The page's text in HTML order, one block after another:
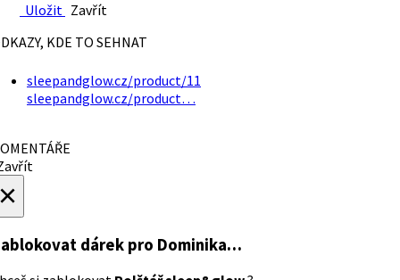
Uložit Zavřít
KDE TO SEHNAT
sleepandglow.cz/product/11
sleepandglow.cz/product…
dárek pro Dominika…